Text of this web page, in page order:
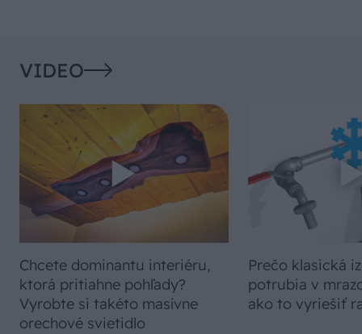
VIDEO
Chcete dominantu interiéru,
ktorá pritiahne pohľady?
Vyrobte si takéto masívne
orechové svietidlo
Prečo klasická
potrubia v
ako to vyriešiť